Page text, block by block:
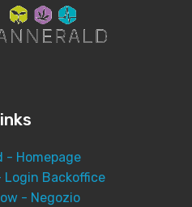
- Homepage
Login Backoffice
- Negozio